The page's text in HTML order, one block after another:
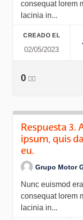
consequat lorem
lacinia in...
CREADO EL
02/05/2023
0 👍🏽
Respuesta 3.
ipsum, quis
eu.
Grupo Motor
Nunc euismod
consequat lorem
lacinia in...